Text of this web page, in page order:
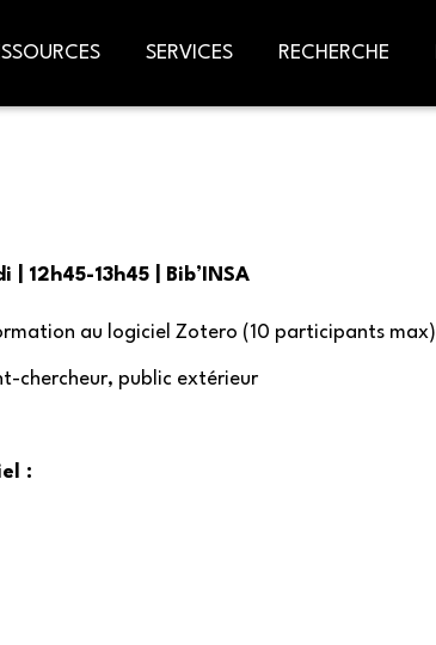
SERVICES RECHERCHE
12h45-13h45 | Bib’INSA
au logiciel Zotero (10 participants max)
chercheur, public extérieur
: